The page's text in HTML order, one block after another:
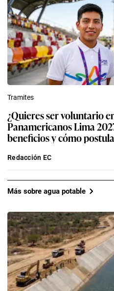
Tramites
¿Quieres ser voluntario
Panamericanos Lima
beneficios y cómo
Redacción EC
Más sobre agua potable